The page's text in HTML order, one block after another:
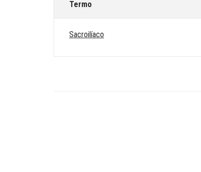
Termo
Sacroilíaco